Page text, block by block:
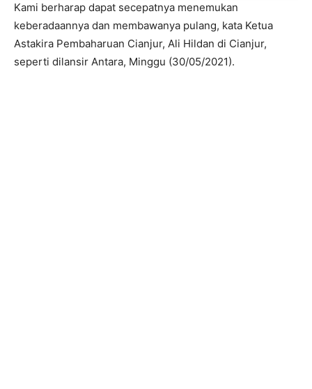
Kami berharap dapat secepatnya menemukan
keberadaannya dan membawanya pulang, kata Ketua
Astakira Pembaharuan Cianjur, Ali Hildan di Cianjur,
seperti dilansir Antara, Minggu (30/05/2021).